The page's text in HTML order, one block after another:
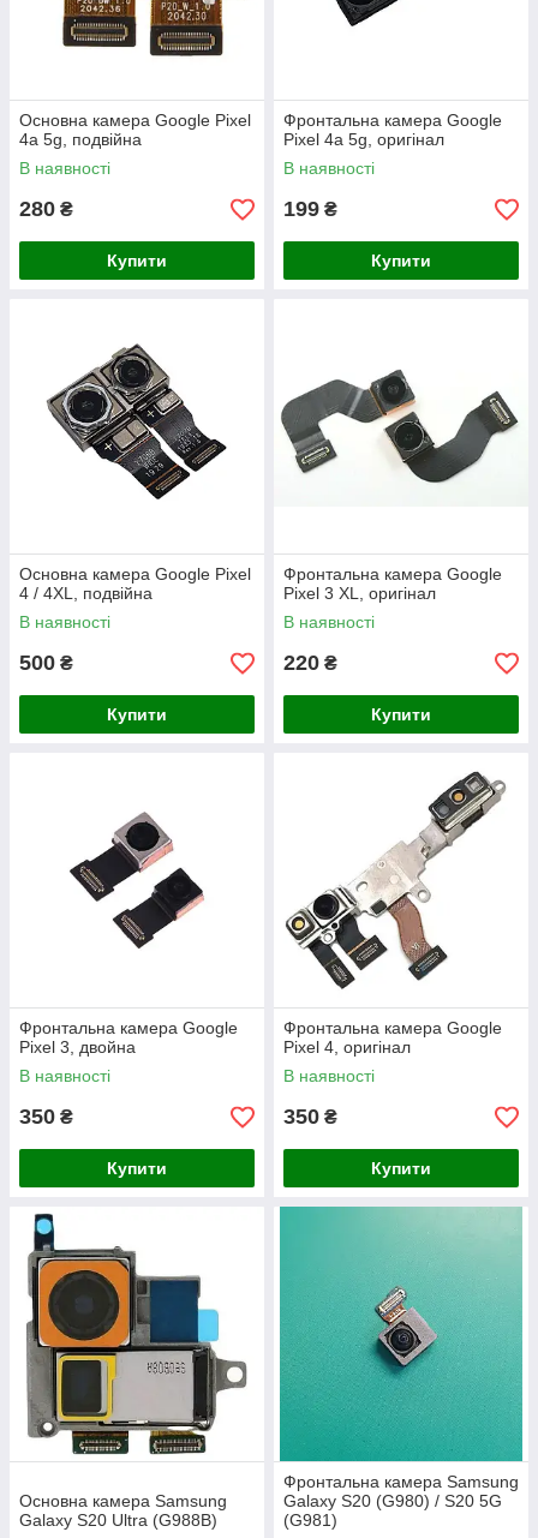
Основна камера Google Pixel
4a 5g, подвійна
В наявності
280 ₴
Купити
Фронтальна камера Google
Pixel 4a 5g, оригінал
В наявності
199 ₴
Купити
Основна камера Google Pixel
4 / 4XL, подвійна
В наявності
500 ₴
Купити
Фронтальна камера Google
Pixel 3 XL, оригінал
В наявності
220 ₴
Купити
Фронтальна камера Google
Pixel 3, двойна
В наявності
350 ₴
Купити
Фронтальна камера Google
Pixel 4, оригінал
В наявності
350 ₴
Купити
Основна камера Samsung
Galaxy S20 Ultra (G988B)
Фронтальна камера Samsung
Galaxy S20 (G980) / S20 5G
(G981)